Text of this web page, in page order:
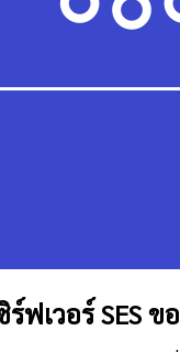
ฟเวอร์ SES